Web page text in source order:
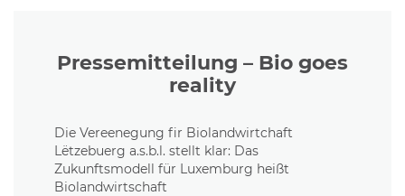
Pressemitteilung – Bio goes
reality
Die Vereenegung fir Biolandwirtchaft
Lëtzebuerg a.s.b.l. stellt klar: Das
Zukunftsmodell für Luxemburg heißt
Biolandwirtschaft